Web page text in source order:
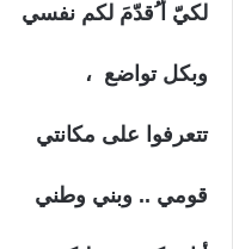
لكيّ أ ُقدّمَ لكم نفسي
وبكل تواضع ،
تتعرفوا على مكانتي
قومي .. وبني وطني